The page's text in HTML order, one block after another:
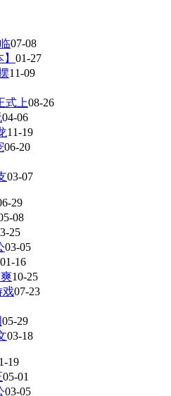
07-08
01-27
11-09
式上08-26
04-06
11-19
06-20
03-07
29
08
25
03-05
01-16
10-25
戏07-23
05-29
03-18
19
05-01
03-05